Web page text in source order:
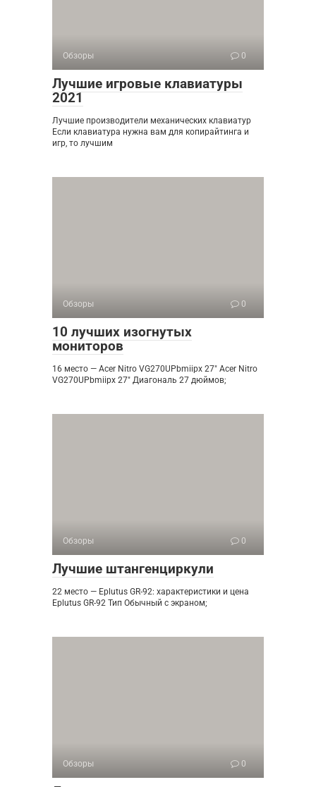
Обзоры 0
Лучшие игровые клавиатуры
2021
Лучшие производители механических клавиатур
Если клавиатура нужна вам для копирайтинга и
игр, то лучшим
Обзоры 0
10 лучших изогнутых
мониторов
16 место — Acer Nitro VG270UPbmiipx 27″ Acer Nitro
VG270UPbmiipx 27″ Диагональ 27 дюймов;
Обзоры 0
Лучшие штангенциркули
22 место — Eplutus GR-92: характеристики и цена
Eplutus GR-92 Тип Обычный с экраном;
Обзоры 0